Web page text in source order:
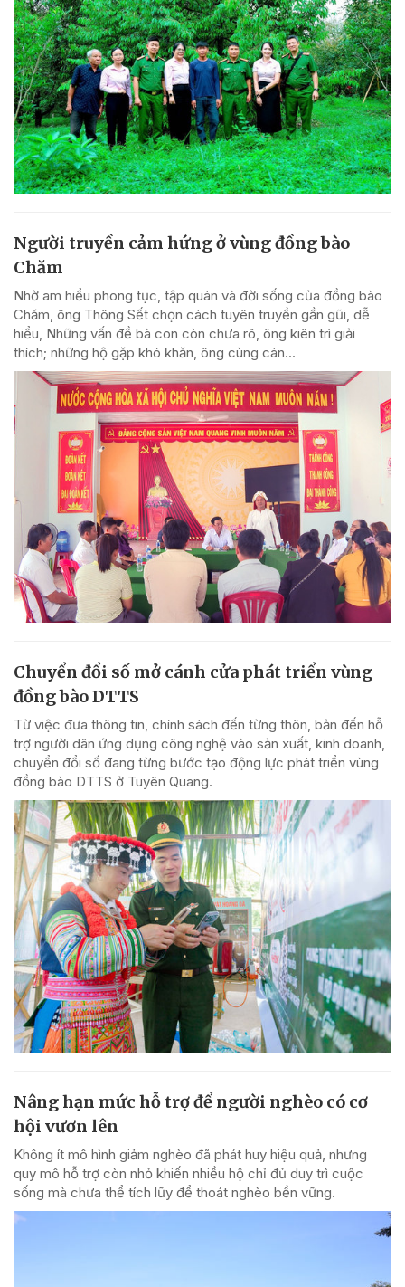
Người truyền cảm hứng ở vùng đồng bào
Chăm
Nhờ am hiểu phong tục, tập quán và đời sống của đồng bào
Chăm, ông Thông Sết chọn cách tuyên truyền gần gũi, dễ
hiểu, Những vấn đề bà con còn chưa rõ, ông kiên trì giải
thích; những hộ gặp khó khăn, ông cùng cán...
Chuyển đổi số mở cánh cửa phát triển vùng
đồng bào DTTS
Từ việc đưa thông tin, chính sách đến từng thôn, bản đến hỗ
trợ người dân ứng dụng công nghệ vào sản xuất, kinh doanh,
chuyển đổi số đang từng bước tạo động lực phát triển vùng
đồng bào DTTS ở Tuyên Quang.
Nâng hạn mức hỗ trợ để người nghèo có cơ
hội vươn lên
Không ít mô hình giảm nghèo đã phát huy hiệu quả, nhưng
quy mô hỗ trợ còn nhỏ khiến nhiều hộ chỉ đủ duy trì cuộc
sống mà chưa thể tích lũy để thoát nghèo bền vững.